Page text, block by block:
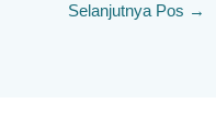
Selanjutnya Pos →